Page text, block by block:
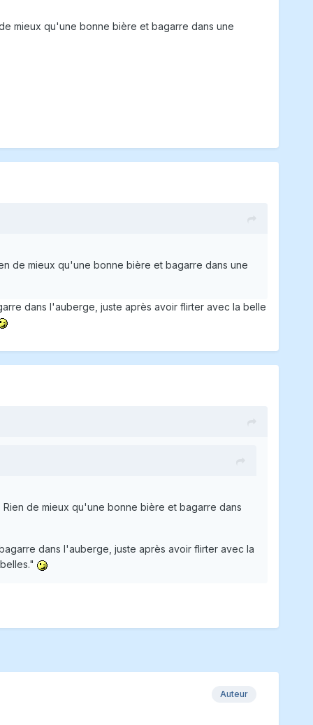
mieux qu'une bonne bière et bagarre dans une
de mieux qu'une bonne bière et bagarre dans une
dans l'auberge, juste après avoir flirter avec la belle
de mieux qu'une bonne bière et bagarre dans
dans l'auberge, juste après avoir flirter avec la
Auteur